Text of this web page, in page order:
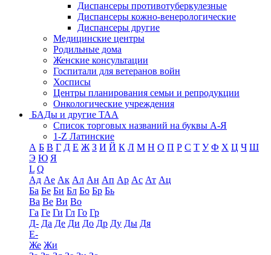
Диспансеры противотуберкулезные
Диспансеры кожно-венерологические
Диспансеры другие
Медицинские центры
Родильные дома
Женские консультации
Госпитали для ветеранов войн
Хосписы
Центры планирования семьи и репродукции
Онкологические учреждения
БАДы и другие ТАА
Список торговых названий на буквы А-Я
1-Z Латинские
А Б В Г Д Е Ж З И Й К Л М Н О П Р С Т У Ф Х Ц Ч Ш
Э Ю Я
L Q
Ад Ае Ак Ал Ан Ап Ар Ас Ат Ац
Ба Бе Би Бл Бо Бр Бь
Ва Ве Ви Во
Га Ге Ги Гл Го Гр
Д- Да Де Ди До Др Ду Ды Дя
Е-
Же Жи